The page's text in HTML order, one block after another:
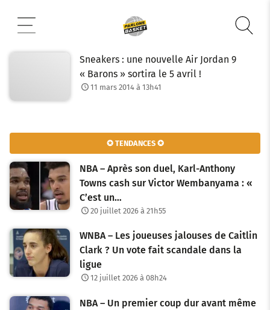
contenu
Sneakers : une nouvelle Air Jordan 9
« Barons » sortira le 5 avril !
11 mars 2014 à 13h41
✪ TENDANCES ✪
NBA – Après son duel, Karl-Anthony
Towns cash sur Victor Wembanyama : «
C’est un…
20 juillet 2026 à 21h55
WNBA – Les joueuses jalouses de Caitlin
Clark ? Un vote fait scandale dans la
ligue
12 juillet 2026 à 08h24
NBA – Un premier coup dur avant même